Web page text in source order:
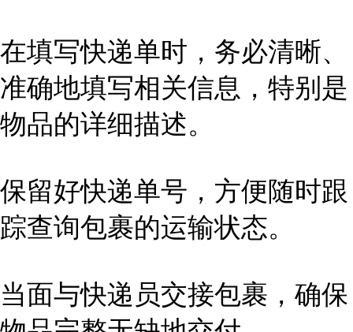
在填写快递单时，务必清晰、
准确地填写相关信息，特别是
物品的详细描述。
保留好快递单号，方便随时跟
踪查询包裹的运输状态。
当面与快递员交接包裹，确保